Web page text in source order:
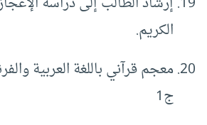
الكريم.
معجم قرآني باللغة العربية
ج1